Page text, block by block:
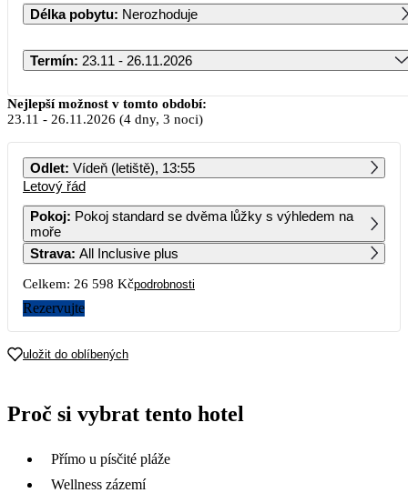
Délka pobytu: Nerozhoduje
Termín: 23.11 - 26.11.2026
Listopad 2026
PO ÚT ST ČT PÁ SO NE
26 899
2
28 049
3
28 049
4
25 459
5 6 7 8
9 10 11
16 17 18 19 20 21 22
Nejlepší možnost v tomto období:
23.11 - 26.11.2026 (4 dny, 3 noci)
Odlet: Vídeň (letiště), 13:55
Letový řád
Pokoj: Pokoj standard se dvěma lůžky s výhledem na
moře
Strava: All Inclusive plus
Celkem: 26 598 Kčpodrobnosti
Rezervujte
uložit do oblíbených
Proč si vybrat tento hotel
Přímo u písčité pláže
Wellness zázemí